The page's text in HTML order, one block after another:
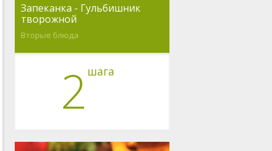
Запеканка - Гульбишник
творожной
Вторые блюда
2 шага